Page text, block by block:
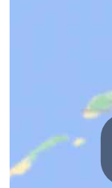
Schiermonnikoog
Ameland
-